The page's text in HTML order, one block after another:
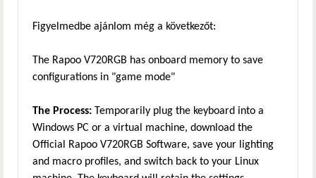
Figyelmedbe ajánlom még a következőt:
The Rapoo V720RGB has onboard memory to save
configurations in "game mode"
The Process: Temporarily plug the keyboard into a
Windows PC or a virtual machine, download the
Official Rapoo V720RGB Software, save your lighting
and macro profiles, and switch back to your Linux